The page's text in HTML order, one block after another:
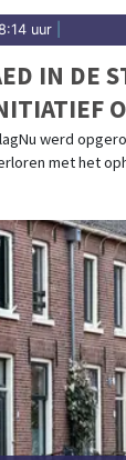
uur
IN DE
werd
met het